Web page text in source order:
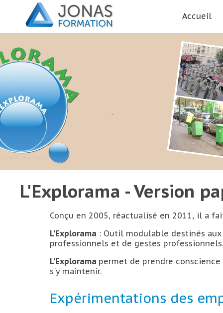
Accueil
L'Explorama - Version
Conçu en 2005, réactualisé en 2011, il a
L'Explorama : Outil modulable destinés
professionnels et de gestes professionnels.
L'Explorama permet de prendre
s'y maintenir.
Expérimentations des